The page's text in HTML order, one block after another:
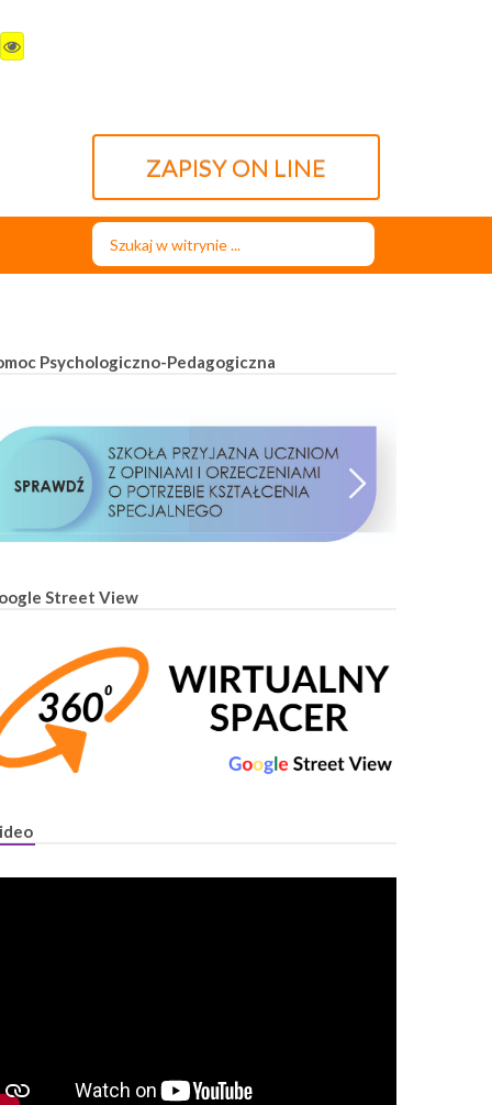
ZAPISY ON LINE
Szukaj...
Psychologiczno-Pedagogiczna
Street View